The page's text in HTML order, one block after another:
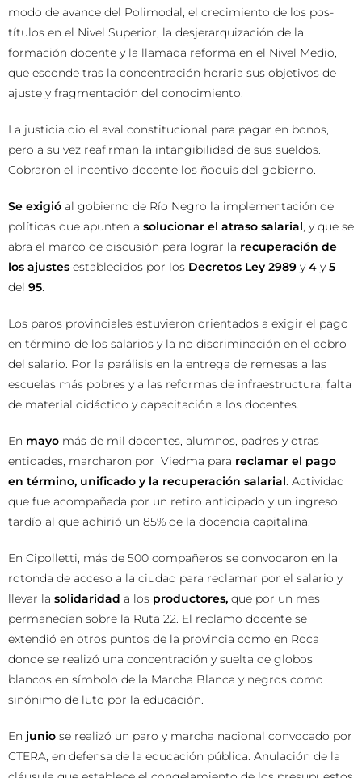
modo de avance del Polimodal, el crecimiento de los pos-
títulos en el Nivel Superior, la desjerarquización de la
formación docente y la llamada reforma en el Nivel Medio,
que esconde tras la concentración horaria sus objetivos de
ajuste y fragmentación del conocimiento.
La justicia dio el aval constitucional para pagar en bonos,
pero a su vez reafirman la intangibilidad de sus sueldos.
Cobraron el incentivo docente los ñoquis del gobierno.
Se exigió al gobierno de Río Negro la implementación de
políticas que apunten a solucionar el atraso salarial, y que se
abra el marco de discusión para lograr la recuperación de
los ajustes establecidos por los Decretos Ley 2989 y 4 y 5
del 95.
Los paros provinciales estuvieron orientados a exigir el pago
en término de los salarios y la no discriminación en el cobro
del salario. Por la parálisis en la entrega de remesas a las
escuelas más pobres y a las reformas de infraestructura, falta
de material didáctico y capacitación a los docentes.
En mayo más de mil docentes, alumnos, padres y otras
entidades, marcharon por Viedma para reclamar el pago
en término, unificado y la recuperación salarial. Actividad
que fue acompañada por un retiro anticipado y un ingreso
tardío al que adhirió un 85% de la docencia capitalina.
En Cipolletti, más de 500 compañeros se convocaron en la
rotonda de acceso a la ciudad para reclamar por el salario y
llevar la solidaridad a los productores, que por un mes
permanecían sobre la Ruta 22. El reclamo docente se
extendió en otros puntos de la provincia como en Roca
donde se realizó una concentración y suelta de globos
blancos en símbolo de la Marcha Blanca y negros como
sinónimo de luto por la educación.
En junio se realizó un paro y marcha nacional convocado por
CTERA, en defensa de la educación pública. Anulación de la